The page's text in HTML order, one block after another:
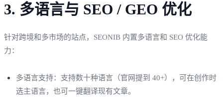
3. 多语言与 SEO / GEO 优化
针对跨境和多市场的站点，SEONIB 内置多语言和 SEO 优化能
力：
多语言支持：支持数十种语言（官网提到 40+），可在创作时
选主语言，也可一键翻译现有文章。